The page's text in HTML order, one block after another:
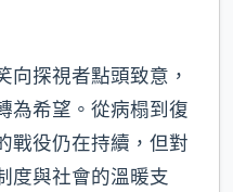
向探視者點頭致意，
為希望。從病榻到復
戰役仍在持續，但對
度與社會的溫暖支